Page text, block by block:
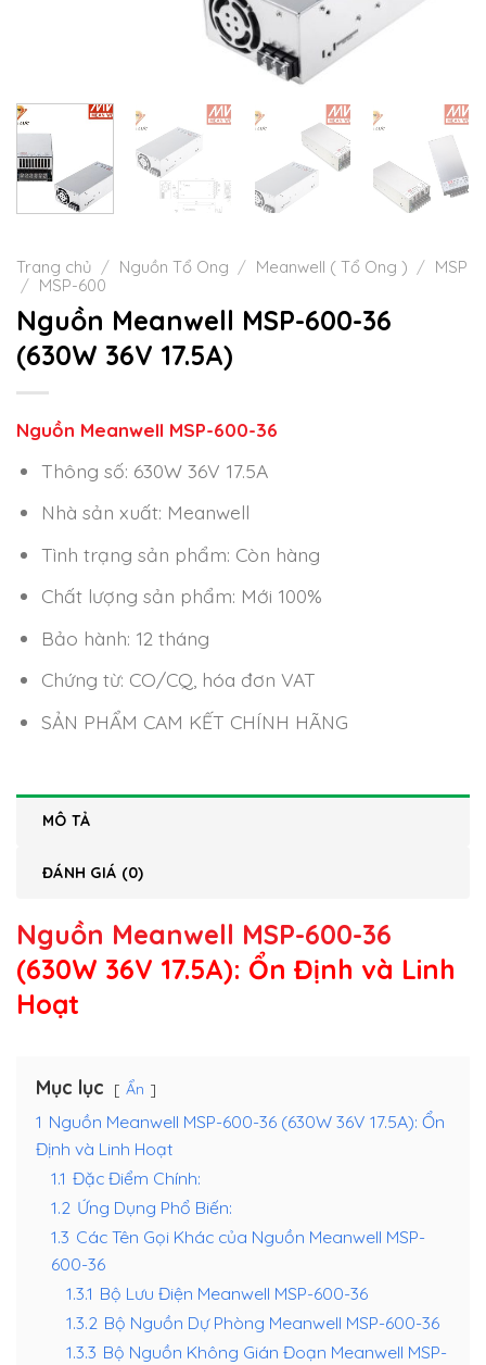
Trang chủ / Nguồn Tổ Ong / Meanwell ( Tổ Ong ) / MSP
/ MSP-600
Nguồn Meanwell MSP-600-36
(630W 36V 17.5A)
Nguồn Meanwell MSP-600-36
Thông số: 630W 36V 17.5A
Nhà sản xuất: Meanwell
Tình trạng sản phẩm: Còn hàng
Chất lượng sản phẩm: Mới 100%
Bảo hành: 12 tháng
Chứng từ: CO/CQ, hóa đơn VAT
SẢN PHẨM CAM KẾT CHÍNH HÃNG
MÔ TẢ
ĐÁNH GIÁ (0)
Nguồn Meanwell MSP-600-36
(630W 36V 17.5A): Ổn Định và Linh
Hoạt
Mục lục Ẩn
1 Nguồn Meanwell MSP-600-36 (630W 36V 17.5A): Ổn
Định và Linh Hoạt
1.1 Đặc Điểm Chính:
1.2 Ứng Dụng Phổ Biến:
1.3 Các Tên Gọi Khác của Nguồn Meanwell MSP-
600-36
1.3.1 Bộ Lưu Điện Meanwell MSP-600-36
1.3.2 Bộ Nguồn Dự Phòng Meanwell MSP-600-36
1.3.3 Bộ Nguồn Không Gián Đoạn Meanwell MSP-